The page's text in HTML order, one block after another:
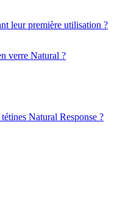
leur première utilisation ?
verre Natural ?
Natural Response ?